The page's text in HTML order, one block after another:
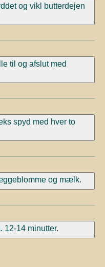
og vikl butterdejen
til og afslut med
spyd med hver to
og mælk.
12-14 minutter.